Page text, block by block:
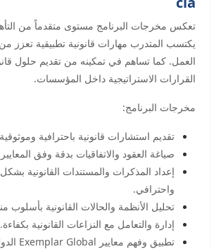
تعكس مخرجات البرنامج مستوى متقدماً من
يكتسب المتدرب مهارات قانونية تطبيقية تعزز
العمل. كما تساهم في تمكينه من تقديم حلول
القرارات الاستراتيجية داخل المؤسسات.
مخرجات البرنامج:
تقديم استشارات قانونية باحترافية
صياغة العقود والاتفاقيات بدقة وفق المعايير
إعداد المذكرات والمستندات القانونية
واحترافي.
تحليل الأنظمة والحالات القانونية بأسلوب
إدارة والتعامل مع النزاعات القانونية بكفاءة.
تطبيق وفهم معايير Exemplar Global الدولية.